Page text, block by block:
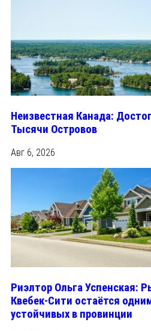
Неизвестная Канада:
Тысячи Островов
Авг 6, 2026
Риэлтор Ольга Успенская:
Квебек-Сити остаётся
устойчивых в провинции